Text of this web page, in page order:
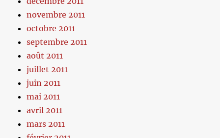
novembre 2011
octobre 2011
septembre 2011
août 2011
juillet 2011
juin 2011
mai 2011
avril 2011
mars 2011